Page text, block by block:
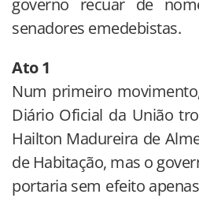
governo recuar de
senadores emedebistas.
Ato 1
Num primeiro
Diário Oficial da União
Hailton Madureira de
de Habitação, mas o
portaria sem efeito